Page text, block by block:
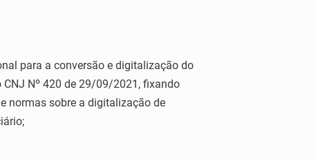
para a conversão e digitalização do
Nº 420 de 29/09/2021, fixando
normas sobre a digitalização de